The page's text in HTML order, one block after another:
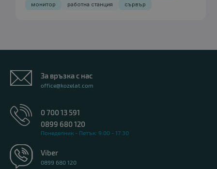
монитор
работна станция сървър
За връзка с нас
office@kozelat.com
0 700 13 591
0899 680 120
Понеделник - Петък: 9:00 - 17:30
Viber
0899 680 120